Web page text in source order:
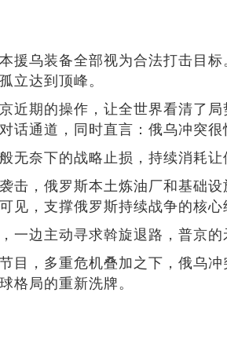
援乌装备全部视为合法打击目
立达到顶峰。
近期的操作，让全世界看清了
话通道，同时直言：俄乌冲突很
无奈下的战略止损，持续消耗
击，俄罗斯本土炼油厂和基础
见，支撑俄罗斯持续战争的核心
一边主动寻求斡旋退路，普京
目，多重危机叠加之下，俄乌
格局的重新洗牌。